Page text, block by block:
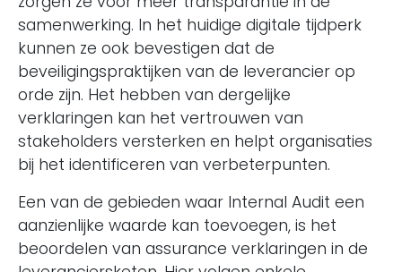
samenwerking. In het huidige digitale tijdperk
kunnen ze ook bevestigen dat de
beveiligingspraktijken van de leverancier op
orde zijn. Het hebben van dergelijke
verklaringen kan het vertrouwen van
stakeholders versterken en helpt organisaties
bij het identificeren van verbeterpunten.
Een van de gebieden waar Internal Audit een
aanzienlijke waarde kan toevoegen, is het
beoordelen van assurance verklaringen in de